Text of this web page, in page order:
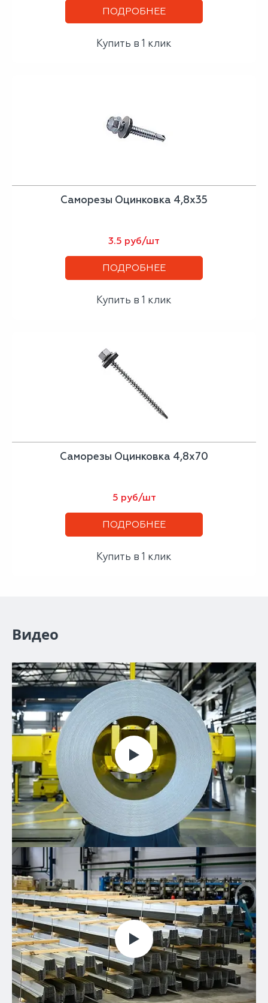
ПОДРОБНЕЕ
Купить в 1 клик
Саморезы Оцинковка 4,8х35
3.5 руб/шт
ПОДРОБНЕЕ
Купить в 1 клик
Саморезы Оцинковка 4,8х70
5 руб/шт
ПОДРОБНЕЕ
Купить в 1 клик
Видео